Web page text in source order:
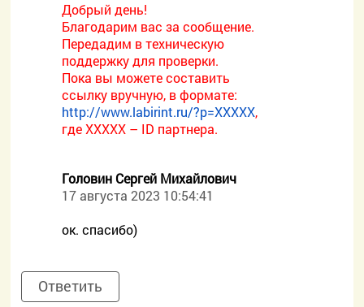
Добрый день!
Благодарим вас за сообщение.
Передадим в техническую
поддержку для проверки.
Пока вы можете составить
ссылку вручную, в формате:
http://www.labirint.ru/?p=XXXXX,
где ХХХХХ – ID партнера.
Головин Сергей Михайлович
17 августа 2023 10:54:41
ок. спасибо)
Ответить